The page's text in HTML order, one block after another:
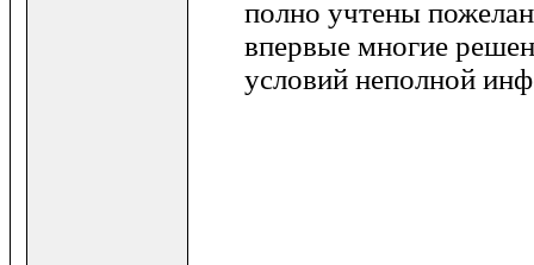
полно учтены
впервые многие
условий неполной